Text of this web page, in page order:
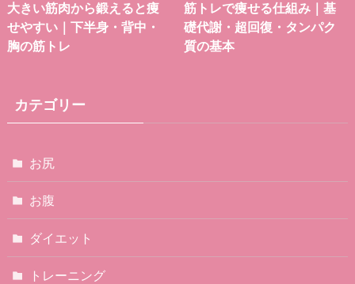
大きい筋肉から鍛えると痩
せやすい｜下半身・背中・
胸の筋トレ
筋トレで痩せる仕組み｜基
礎代謝・超回復・タンパク
質の基本
カテゴリー
お尻
お腹
ダイエット
トレーニング